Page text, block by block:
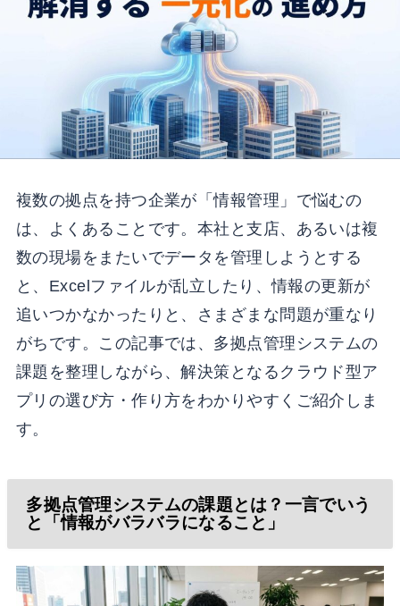
複数の拠点を持つ企業が「情報管理」で悩むの
は、よくあることです。本社と支店、あるいは複
数の現場をまたいでデータを管理しようとする
と、Excelファイルが乱立したり、情報の更新が
追いつかなかったりと、さまざまな問題が重なり
がちです。この記事では、多拠点管理システムの
課題を整理しながら、解決策となるクラウド型ア
プリの選び方・作り方をわかりやすくご紹介しま
す。
多拠点管理システムの課題とは？一言でいう
と「情報がバラバラになること」